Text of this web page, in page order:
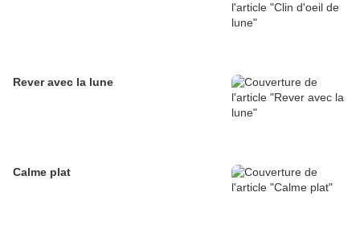
Rever avec la lune
Calme plat